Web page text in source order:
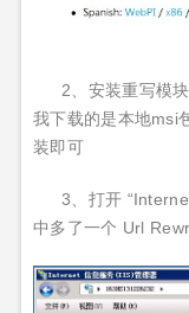
2、安装重写模块
我下载的是本地msi
装即可
3、打开
中多了一个 Url